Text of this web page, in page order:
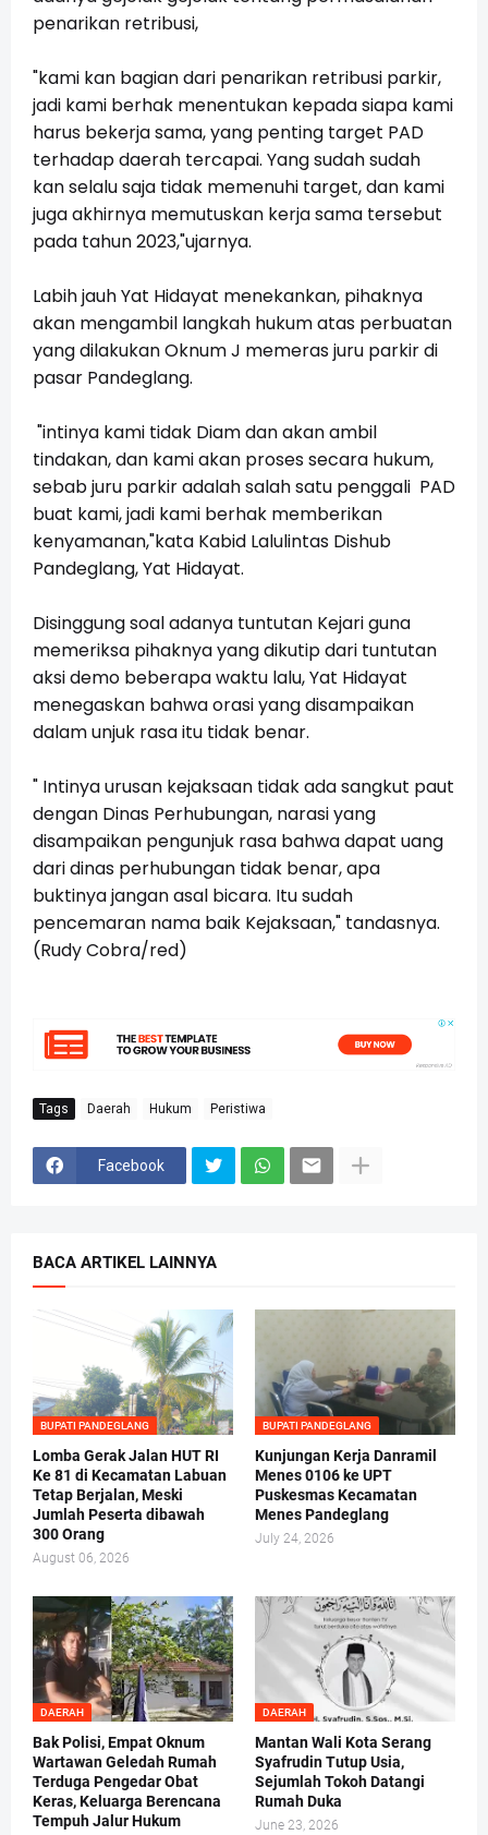
penarikan retribusi,
"kami kan bagian dari penarikan retribusi parkir,
jadi kami berhak menentukan kepada siapa kami
harus bekerja sama, yang penting target PAD
terhadap daerah tercapai. Yang sudah sudah
kan selalu saja tidak memenuhi target, dan kami
juga akhirnya memutuskan kerja sama tersebut
pada tahun 2023,"ujarnya.
Labih jauh Yat Hidayat menekankan, pihaknya
akan mengambil langkah hukum atas perbuatan
yang dilakukan Oknum J memeras juru parkir di
pasar Pandeglang.
"intinya kami tidak Diam dan akan ambil
tindakan, dan kami akan proses secara hukum,
sebab juru parkir adalah salah satu penggali PAD
buat kami, jadi kami berhak memberikan
kenyamanan,"kata Kabid Lalulintas Dishub
Pandeglang, Yat Hidayat.
Disinggung soal adanya tuntutan Kejari guna
memeriksa pihaknya yang dikutip dari tuntutan
aksi demo beberapa waktu lalu, Yat Hidayat
menegaskan bahwa orasi yang disampaikan
dalam unjuk rasa itu tidak benar.
" Intinya urusan kejaksaan tidak ada sangkut paut
dengan Dinas Perhubungan, narasi yang
disampaikan pengunjuk rasa bahwa dapat uang
dari dinas perhubungan tidak benar, apa
buktinya jangan asal bicara. Itu sudah
pencemaran nama baik Kejaksaan," tandasnya.
(Rudy Cobra/red)
Tags Daerah Hukum Peristiwa
Facebook
BACA ARTIKEL LAINNYA
BUPATI PANDEGLANG
Lomba Gerak Jalan HUT RI
Ke 81 di Kecamatan Labuan
Tetap Berjalan, Meski
Jumlah Peserta dibawah
300 Orang
August 06, 2026
BUPATI PANDEGLANG
Kunjungan Kerja Danramil
Menes 0106 ke UPT
Puskesmas Kecamatan
Menes Pandeglang
July 24, 2026
DAERAH
Bak Polisi, Empat Oknum
Wartawan Geledah Rumah
Terduga Pengedar Obat
Keras, Keluarga Berencana
Tempuh Jalur Hukum
DAERAH
Mantan Wali Kota Serang
Syafrudin Tutup Usia,
Sejumlah Tokoh Datangi
Rumah Duka
June 23, 2026